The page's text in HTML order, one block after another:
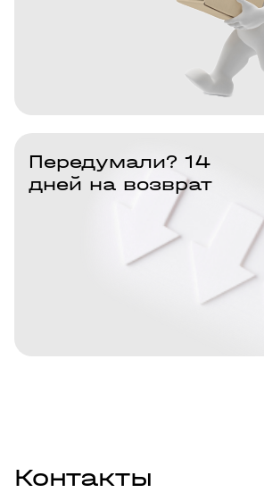
Передумали? 14
дней на возврат
Контакты